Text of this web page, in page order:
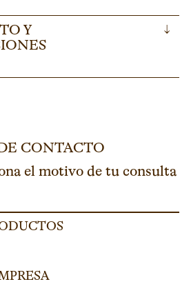
Y
↓
CONTACTO
el motivo de tu consulta